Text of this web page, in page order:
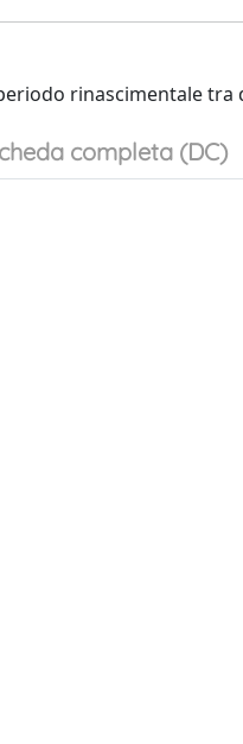
rinascimentale
completa (DC)